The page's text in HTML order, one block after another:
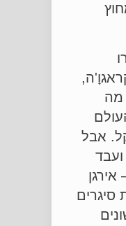
מה
אבל
אירגן
סיגרים